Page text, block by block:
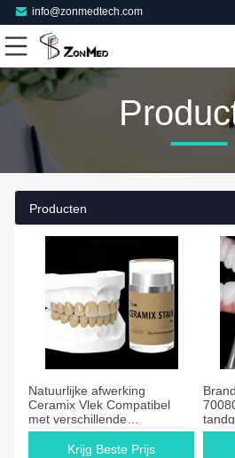
info@zonmedtech.com
Producten
Natuurlijke afwerking
Ceramix Vlek Compatibel
met verschillende
tandheelkundige keramiek
Met vermengbaarheid Om
Krijg Beste Prijs
toe